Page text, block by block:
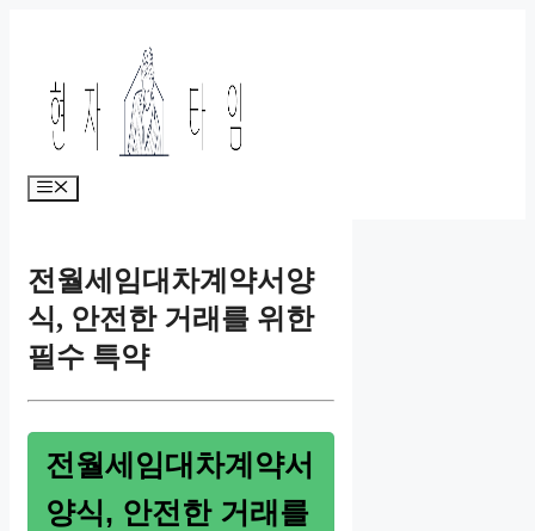
Menu
전월세임대차계약서양
식, 안전한 거래를 위한
필수 특약
전월세임대차계약서
양식, 안전한 거래를